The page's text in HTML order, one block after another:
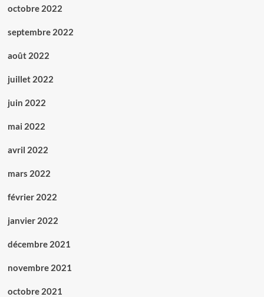
octobre 2022
septembre 2022
août 2022
juillet 2022
juin 2022
mai 2022
avril 2022
mars 2022
février 2022
janvier 2022
décembre 2021
novembre 2021
octobre 2021